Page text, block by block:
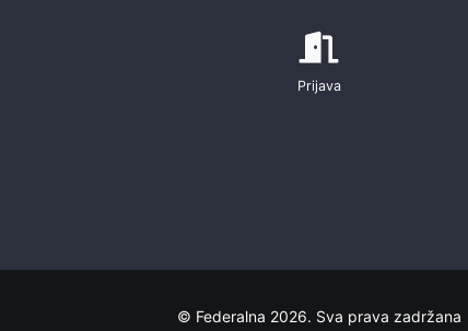
Prijava
© Federalna 2026. Sva prava zadržana